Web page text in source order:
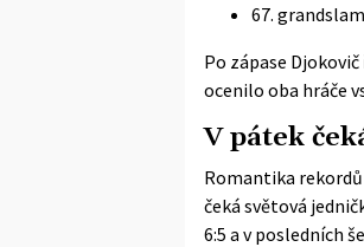
67.
Po zápase
ocenilo oba hráče
V pátek
Romantika
čeká světová
6:5 a v posledních